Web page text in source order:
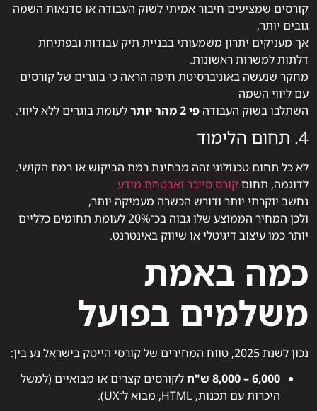
קורסים שמציעים חיבור אמיתי לשוק העבודה או סדנאות השמה
גובים יותר,
אך מעניקים יתרון משמעותי בבניית תיק עבודות ובפתיחת
דלתות למשרות ראשונות.
מחקר שנעשה באוניברסיטת חיפה הראה כי בוגרים של קורסים
עם ליווי השמה
השתלבו בשוק העבודה פי 2 מהר יותר לעומת בוגרים ללא ליווי.
4. תחום הלימוד
לא כל תחום טכנולוגי זהה מבחינת רמת הביקוש או רמת הקושי.
לדוגמה, תחוםקורס סייבר ואבטחת מידע
נחשב יוקרתי יותר ודורש הכשרה מעמיקה יותר,
ולכן המחיר הממוצע שלו גבוה בכ־20% לעומת תחומים כלליים
יותר כמו עיצוב דיגיטלי או שיווק באינטרנט.
כמה באמת
משלמים בפועל
נכון לשנת 2025, טווח המחירים של קורסי הייטק בישראל נע בין:
6,000 – 8,000 ש"ח
לקורסים קצרים או מבואיים (למשל
היכרות עם תכנות, HTML, מבוא ל־UX).